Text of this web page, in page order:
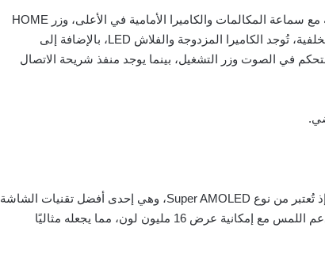
عند النظر إلى الواجهة، تتواجد الشاشة في المقدمة مع سماعة المكالمات والكاميرا الأمامية في الأعلى، وزر HOME
المزود بمستشعر البصمة في الأسفل. وفي الجهة الخلفية، تُوجد الكاميرا المزدوجة والفلاش LED، بالإضافة إلى
في الصوت وزر التشغيل، بينما يوجد منفذ شريحة الاتصال
تأتي شاشة هاتف Meizu Pro 7 Plus بدقة ممتازة، إذ تُعتبر من نوع Super AMOLED، وهي إحدى أفضل تقنيات الشاشة
حاليًا. بحجم 5.7 بوصة ودقة 1440 × 2560 بكسل، تدعم اللمس مع إمكانية عرض 16 مليون لون، مما يجعله مثاليًا